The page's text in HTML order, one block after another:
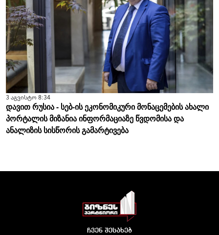
3 აგვისტო 8:34
დავით რუსია - სებ-ის ეკონომიკური მონაცემების ახალი
პორტალის მიზანია ინფორმაციაზე წვდომისა და
ანალიზის სისწორის გამარტივება
ჩვენ შესახებ